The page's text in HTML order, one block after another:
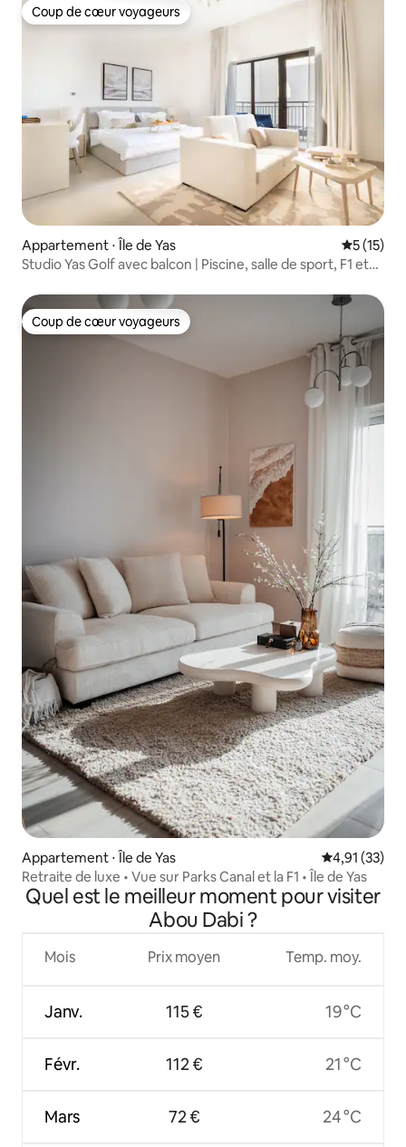
Coup de cœur voyageurs
Coup de cœur voyageurs
Appartement ⋅ Île de Yas
5 (15)
Studio Yas Golf avec balcon | Piscine, salle de sport, F1 et
Coup de cœur voyageurs
Coup de cœur voyageurs
Appartement ⋅ Île de Yas Évaluation
4,91 (33)
Retraite de luxe • Vue sur Parks Canal et la F1 • Île de Yas
Quel est le meilleur moment pour visiter
Abou Dabi ?
Mois
Janv.
Févr.
Mars
Prix moyen
115 €
112 €
72 €
Temp. moy.
19 °C
21 °C
24 °C